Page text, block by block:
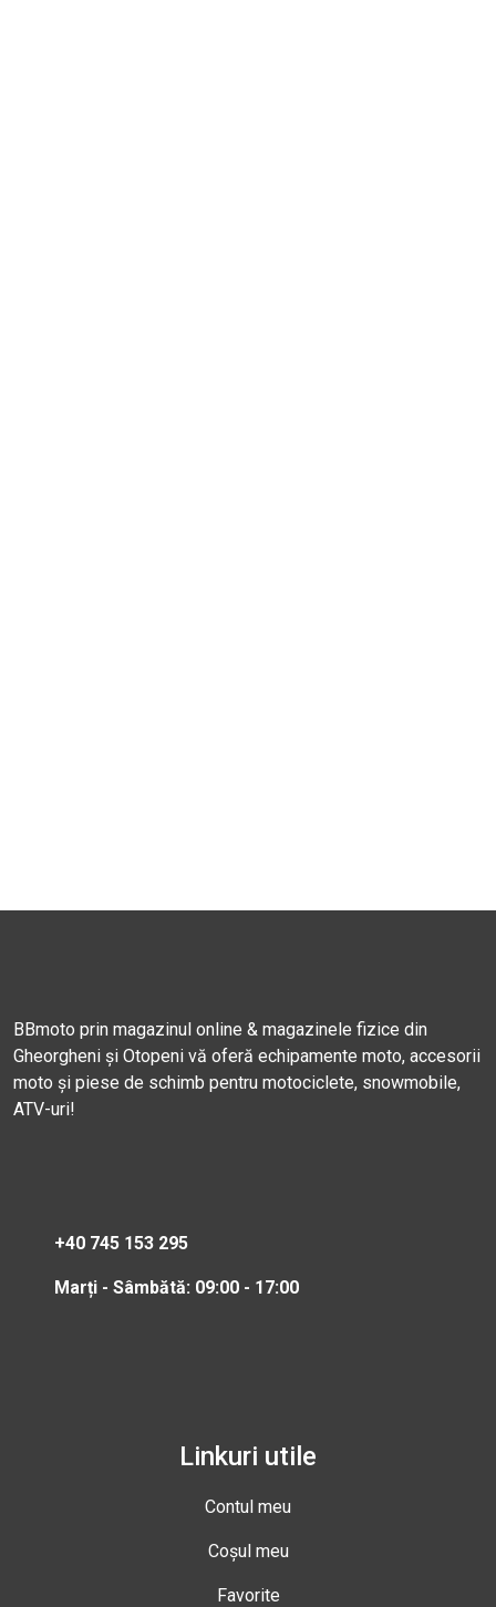
BBmoto prin magazinul online & magazinele fizice din
Gheorgheni și Otopeni vă oferă echipamente moto, accesorii
moto și piese de schimb pentru motociclete, snowmobile,
ATV-uri!
+40 745 153 295
Marți - Sâmbătă: 09:00 - 17:00
Linkuri utile
Contul meu
Coșul meu
Favorite